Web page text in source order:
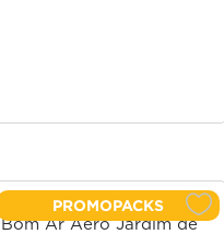
PROMOPACKS
Bom Ar Aero Jardim de